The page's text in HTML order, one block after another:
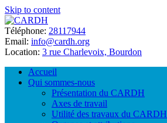
Skip to content
Téléphone: 28117944
Email: info@cardh.org
Location: 3 rue Charlevoix, Bourdon
Accueil
Qui sommes-nous
Présentation du CARDH
Axes de travail
Utilité des travaux du CARDH